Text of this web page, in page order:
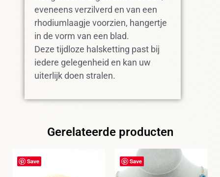
eveneens verzilverd en van een
rhodiumlaagje voorzien, hangertje
in de vorm van een blad.
Deze tijdloze halsketting past bij
iedere gelegenheid en kan uw
uiterlijk doen stralen.
Gerelateerde producten
Save Save